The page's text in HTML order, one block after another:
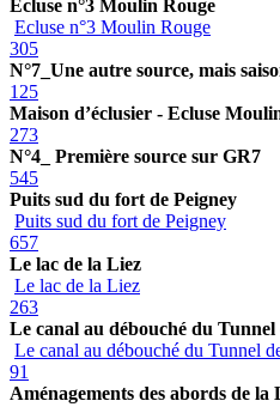
Ecluse n°3 Moulin Rouge
Ecluse n°3 Moulin Rouge
305
N°7_Une autre source, mais
125
Maison d’éclusier - Ecluse
273
N°4_ Première source sur GR7
545
Puits sud du fort de Peigney
Puits sud du fort de Peigney
657
Le lac de la Liez
Le lac de la Liez
263
Le canal au débouché du Tunnel
Le canal au débouché du Tunnel
91
Aménagements des abords de la